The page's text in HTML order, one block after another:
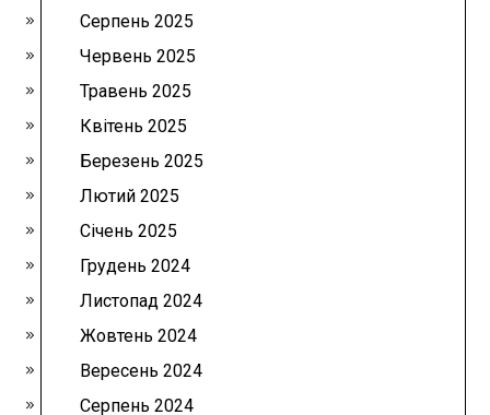
Серпень 2025
Червень 2025
Травень 2025
Квітень 2025
Березень 2025
Лютий 2025
Січень 2025
Грудень 2024
Листопад 2024
Жовтень 2024
Вересень 2024
Серпень 2024